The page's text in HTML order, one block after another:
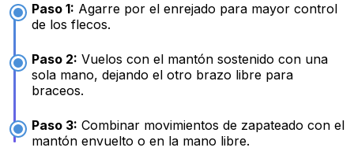
Paso 1: Agarre por el enrejado para mayor control
de los flecos.
Paso 2: Vuelos con el mantón sostenido con una
sola mano, dejando el otro brazo libre para
braceos.
Paso 3: Combinar movimientos de zapateado con el
mantón envuelto o en la mano libre.